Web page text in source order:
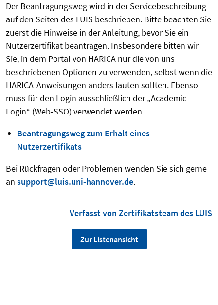
Der Beantragungsweg wird in der Servicebeschreibung
auf den Seiten des LUIS beschrieben. Bitte beachten Sie
zuerst die Hinweise in der Anleitung, bevor Sie ein
Nutzerzertifikat beantragen. Insbesondere bitten wir
Sie, in dem Portal von HARICA nur die von uns
beschriebenen Optionen zu verwenden, selbst wenn die
HARICA-Anweisungen anders lauten sollten. Ebenso
muss für den Login ausschließlich der „Academic
Login“ (Web-SSO) verwendet werden.
Beantragungsweg zum Erhalt eines
Nutzerzertifikats
Bei Rückfragen oder Problemen wenden Sie sich gerne
an support@luis.uni-hannover.de.
Verfasst von Zertifikatsteam des LUIS
Zur Listenansicht